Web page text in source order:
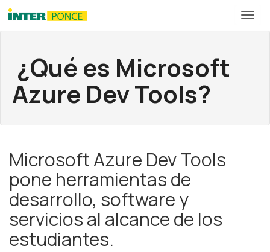
¿Qué es Microsoft
Azure Dev Tools?
Microsoft Azure Dev Tools
pone herramientas de
desarrollo, software y
servicios al alcance de los
estudiantes.